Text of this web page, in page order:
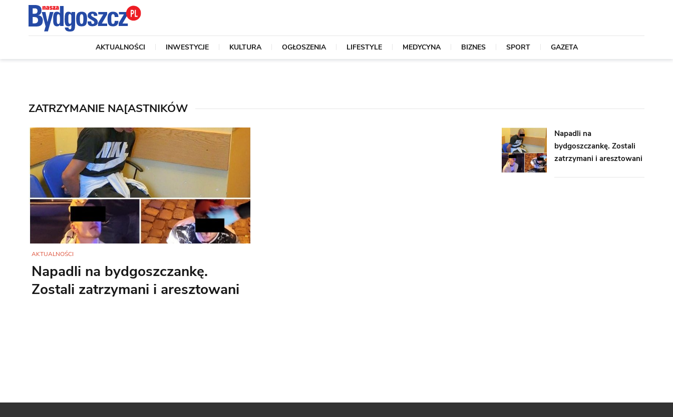
AKTUALNOŚCI INWESTYCJE KULTURA OGŁOSZENIA LIFESTYLE MEDYCYNA BIZNES SPORT GAZETA
ZATRZYMANIE NA[ASTNIKÓW
AKTUALNOŚCI
Napadli na bydgoszczankę.
Zostali zatrzymani i aresztowani
Napadli na
bydgoszczankę. Zostali
zatrzymani i aresztowani